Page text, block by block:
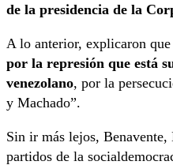
de la presidencia de la
A lo anterior, explicaron que
por la represión que está
venezolano, por la
y Machado”.
Sin ir más lejos,
partidos de la